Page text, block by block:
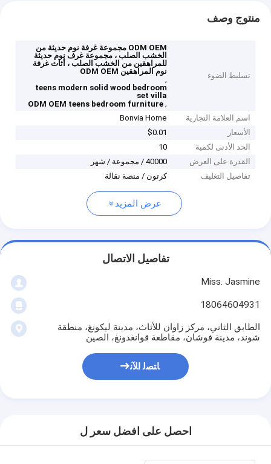
منتوج وصف
تسليط الضوء
ODM OEM مجموعة غرفة نوم حديثة من
الخشب الصلب ، مجموعة غرف نوم حديثة
للمراهقين من الخشب الصلب ، أثاث غرفة
نوم المراهقين ODM OEM
,
teens modern solid wood bedroom
set villa
,
ODM OEM teens bedroom furniture
اسم العلامة التجارية
Bonvia Home
الأسعار
$0.01
الحد الأدنى لكمية
10
القدرة على العرض
40000 / مجموعة / شهر
تفاصيل التغليف
كرتون / منصة نقالة
عرض المزيد
تفاصيل الاتصال
Miss. Jasmine
18064604931
الطابق الثاني، مركز زاوان للأثاث، مدينة ليكونغ، منطقة
شوند، مدينة فوشان، مقاطعة قوانغدونغ، الصين
ﺎﺘﺼﻟ ﺍﻶﻧ
احصل على افضل سعر ل